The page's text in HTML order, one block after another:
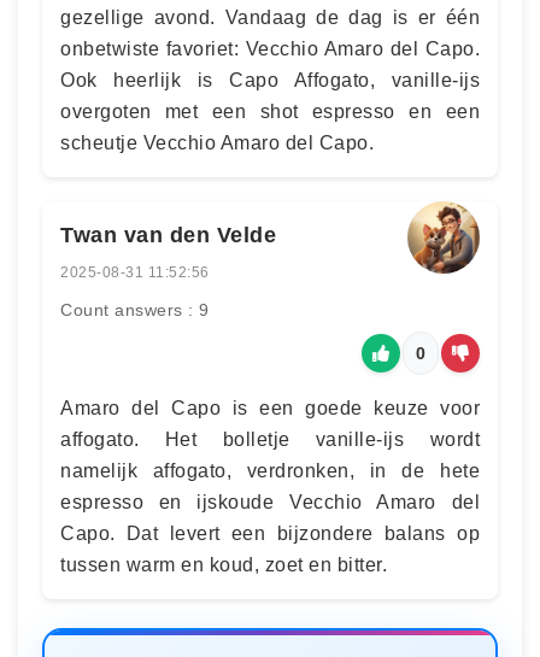
gezellige avond. Vandaag de dag is er één
onbetwiste favoriet: Vecchio Amaro del Capo.
Ook heerlijk is Capo Affogato, vanille-ijs
overgoten met een shot espresso en een
scheutje Vecchio Amaro del Capo.
Twan van den Velde
2025-08-31 11:52:56
Count answers : 9
0
Amaro del Capo is een goede keuze voor
affogato. Het bolletje vanille-ijs wordt
namelijk affogato, verdronken, in de hete
espresso en ijskoude Vecchio Amaro del
Capo. Dat levert een bijzondere balans op
tussen warm en koud, zoet en bitter.